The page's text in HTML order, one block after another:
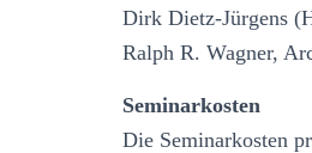
Dirk Dietz-Jürgens
Ralph R. Wagner,
Seminarkosten
Die Seminarkosten